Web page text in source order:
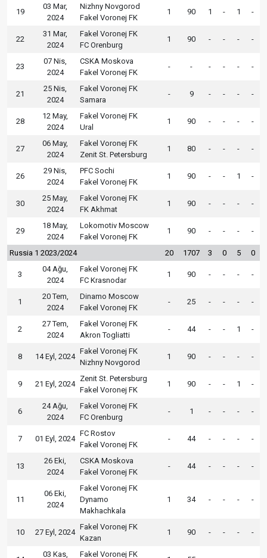
19
03 Mar,
2024
Nizhny Novgorod
Fakel Voronej FK
1 90 1 - 1 -
22
31 Mar,
2024
Fakel Voronej FK
FC Orenburg
1 90 - - - -
23
07 Nis,
2024
CSKA Moskova
Fakel Voronej FK
- - - - - -
21
25 Nis,
2024
Fakel Voronej FK
Samara
- 9 - - - -
28
12 May,
2024
Fakel Voronej FK
Ural
1 90 - - - -
27
06 May,
2024
Fakel Voronej FK
Zenit St. Petersburg
1 80 - - - -
26
29 Nis,
2024
PFC Sochi
Fakel Voronej FK
1 90 - - 1 -
30
25 May,
2024
Fakel Voronej FK
FK Akhmat
1 90 - - - -
29
18 May,
2024
Lokomotiv Moscow
Fakel Voronej FK
1 90 - - - -
Russia 1 2023/2024 20 1707 3 0 5 0
3
04 Ağu,
2024
Fakel Voronej FK
FC Krasnodar
1 90 - - - -
1
20 Tem,
2024
Dinamo Moscow
Fakel Voronej FK
- 25 - - - -
2
27 Tem,
2024
Fakel Voronej FK
Akron Togliatti
- 44 - - 1 -
8 14 Eyl, 2024
Fakel Voronej FK
Nizhny Novgorod
1 90 - - - -
9 21 Eyl, 2024
Zenit St. Petersburg
Fakel Voronej FK
1 90 - - 1 -
6
24 Ağu,
2024
Fakel Voronej FK
FC Orenburg
- 1 - - - -
7 01 Eyl, 2024
FC Rostov
Fakel Voronej FK
- 44 - - - -
13
26 Eki,
2024
CSKA Moskova
Fakel Voronej FK
- 44 - - - -
11
06 Eki,
2024
Fakel Voronej FK
Dynamo
Makhachkala
1 34 - - - -
10 27 Eyl, 2024
Fakel Voronej FK
Kazan
1 90 - - - -
03 Kas, Fakel Voronej FK